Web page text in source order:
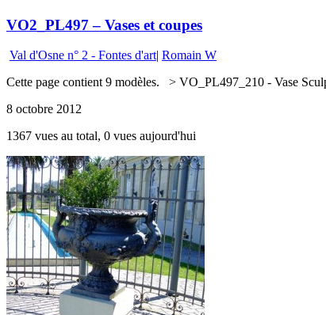
VO2_PL497 – Vases et coupes
Val d'Osne n° 2 - Fontes d'art| Romain W
Cette page contient 9 modèles. > VO_PL497_210 - Vase
8 octobre 2012
1367 vues au total, 0 vues aujourd'hui